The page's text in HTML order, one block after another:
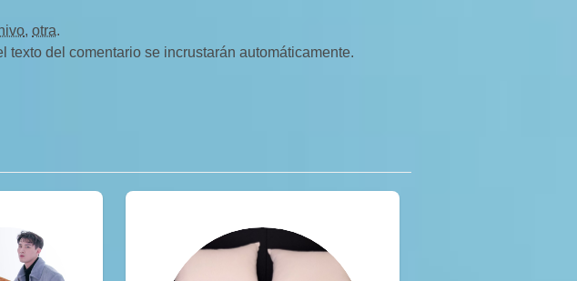
, otra.
texto del comentario se incrustarán automáticamente.